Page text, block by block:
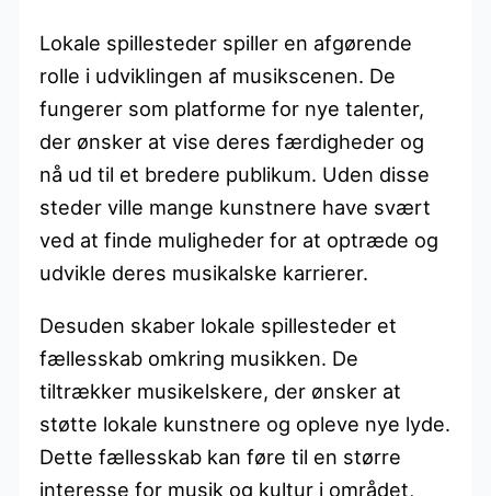
Lokale spillesteder spiller en afgørende
rolle i udviklingen af musikscenen. De
fungerer som platforme for nye talenter,
der ønsker at vise deres færdigheder og
nå ud til et bredere publikum. Uden disse
steder ville mange kunstnere have svært
ved at finde muligheder for at optræde og
udvikle deres musikalske karrierer.
Desuden skaber lokale spillesteder et
fællesskab omkring musikken. De
tiltrækker musikelskere, der ønsker at
støtte lokale kunstnere og opleve nye lyde.
Dette fællesskab kan føre til en større
interesse for musik og kultur i området,